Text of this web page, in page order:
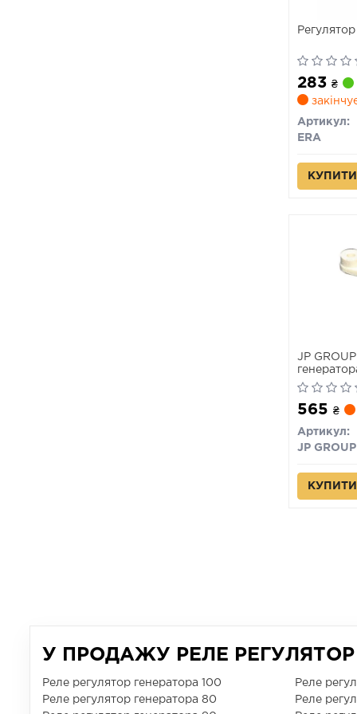
283 ₴
Артикул:
ERA
КУПИТИ
JP
DAF DB
565 ₴
Артикул:
JP GROUP
КУПИТИ
У ПРОДАЖУ РЕЛЕ РЕГУЛЯТОР
Реле регулятор генератора 100
Реле регулятор генератора 80
Реле
Реле